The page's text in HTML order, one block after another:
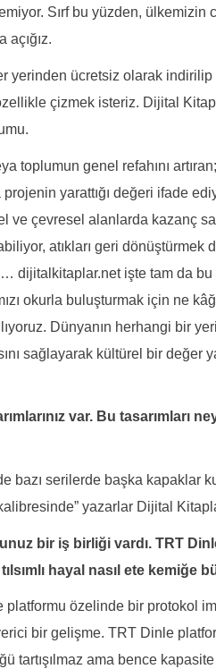
Sırf bu yüzden, ülkemizin
açığız.
yerinden ücretsiz olarak
çizmek isteriz. Dijital
toplumun genel refahını
yarattığı değeri ifade
ve çevresel alanlarda kazanç
atıkları geri dönüştürmek
dijitalkitaplar.net işte tam da
okurla buluşturmak için ne
Dünyanın herhangi bir
sağlayarak kültürel bir değer
var. Bu tasarımları
bazı serilerde başka kapaklar
yazarlar Dijital
bir iş birliği vardı. TRT
hayal nasıl ete kemiğe
özelinde bir protokol
bir gelişme. TRT Dinle
tartışılmaz ama bence